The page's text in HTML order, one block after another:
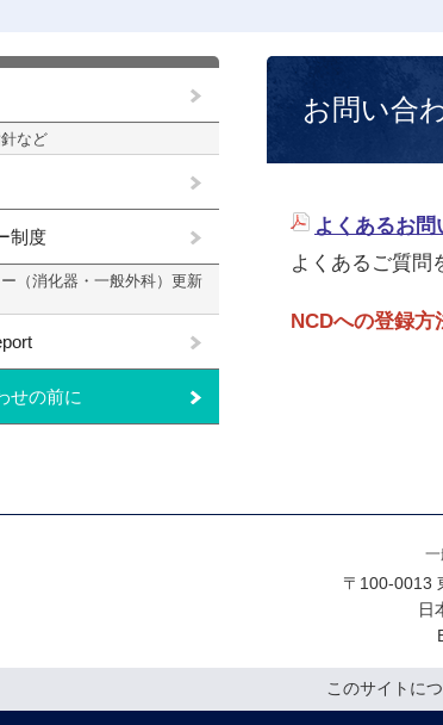
など
制度
（消化器・一般外科）更新
せの前に
お問い合
よくあるお問
よくあるご質問
NCDへの登録方
一
〒100-0013
日
このサイトに